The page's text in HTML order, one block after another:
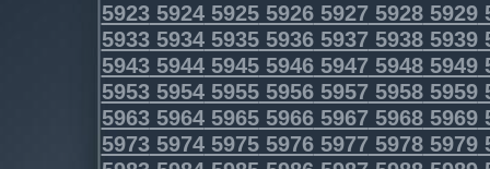
5923592459255926592759285929
5933593459355936593759385939
5943594459455946594759485949
5953595459555956595759585959
5963596459655966596759685969
5973597459755976597759785979